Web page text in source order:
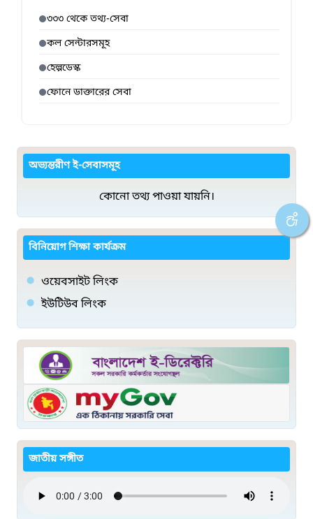
৩৩৩ থেকে তথ্য-সেবা
কল সেন্টারসমূহ
হেল্পডেস্ক
ফোনে ডাক্তারের সেবা
অভ্যন্তরীণ ই-সেবাসমূহ
কোনো তথ্য পাওয়া যায়নি।
বিনিয়োগ শিক্ষা কার্যক্রম
ওয়েবসাইট লিংক
ইউটিউব লিংক
জাতীয় সঙ্গীত